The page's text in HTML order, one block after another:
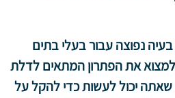
נפוצה עבור בעלי בתים
למצוא את הפתרון המתאים לדלת
יכול לעשות כדי להקל על